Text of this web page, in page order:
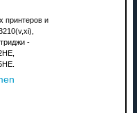
принтеров и
-